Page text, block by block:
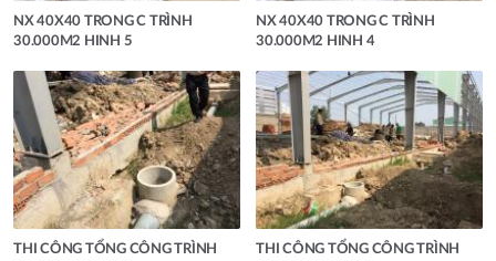
NX 40X40 TRONG C TRÌNH
30.000M2 HINH 5
NX 40X40 TRONG C TRÌNH
30.000M2 HINH 4
THI CÔNG TỔNG CÔNG TRÌNH
THI CÔNG TỔNG CÔNG TRÌNH